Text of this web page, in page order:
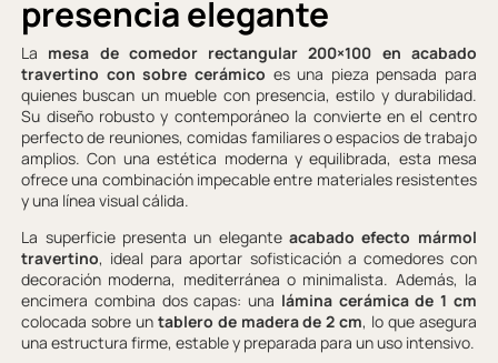
presencia elegante
La mesa de comedor rectangular 200×100 en acabado
travertino con sobre cerámico es una pieza pensada para
quienes buscan un mueble con presencia, estilo y durabilidad.
Su diseño robusto y contemporáneo la convierte en el centro
perfecto de reuniones, comidas familiares o espacios de trabajo
amplios. Con una estética moderna y equilibrada, esta mesa
ofrece una combinación impecable entre materiales resistentes
y una línea visual cálida.
La superficie presenta un eleganteacabado efecto mármol
travertino, ideal para aportar sofisticación a comedores con
decoración moderna, mediterránea o minimalista. Además, la
encimera combina dos capas: una lámina cerámica de 1 cm
colocada sobre un tablero de madera de 2 cm, lo que asegura
una estructura firme, estable y preparada para un uso intensivo.